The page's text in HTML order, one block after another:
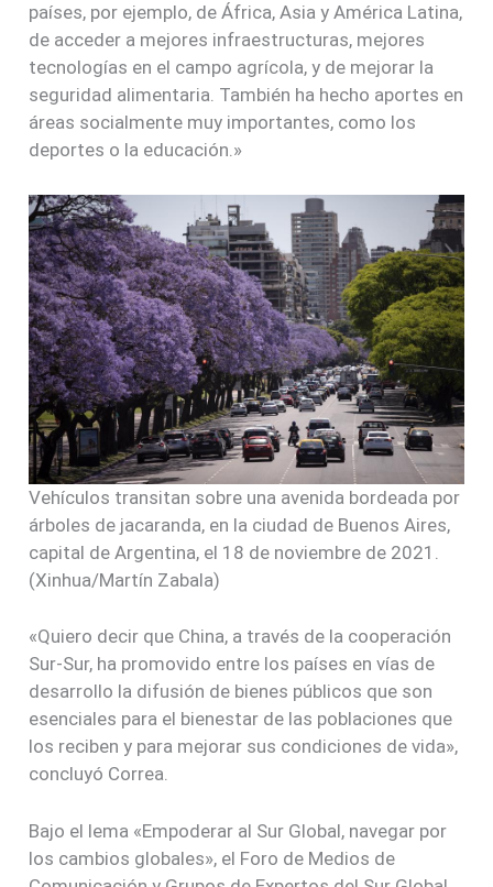
países, por ejemplo, de África, Asia y América Latina,
de acceder a mejores infraestructuras, mejores
tecnologías en el campo agrícola, y de mejorar la
seguridad alimentaria. También ha hecho aportes en
áreas socialmente muy importantes, como los
deportes o la educación.»
Vehículos transitan sobre una avenida bordeada por
árboles de jacaranda, en la ciudad de Buenos Aires,
capital de Argentina, el 18 de noviembre de 2021.
(Xinhua/Martín Zabala)
«Quiero decir que China, a través de la cooperación
Sur-Sur, ha promovido entre los países en vías de
desarrollo la difusión de bienes públicos que son
esenciales para el bienestar de las poblaciones que
los reciben y para mejorar sus condiciones de vida»,
concluyó Correa.
Bajo el lema «Empoderar al Sur Global, navegar por
los cambios globales», el Foro de Medios de